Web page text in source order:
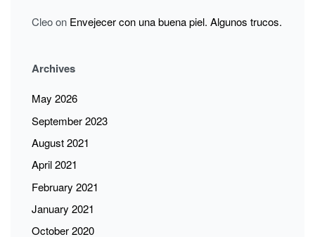
Cleoon Envejecer con una buena piel. Algunos trucos.
Archives
May 2026
September 2023
August 2021
April 2021
February 2021
January 2021
October 2020